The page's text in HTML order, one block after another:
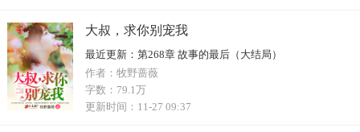
大叔，求你别宠我
最近更新： 第268章 故事的最后（大结局）
作者： 牧野蔷薇
字数： 79.1万
更新时间： 11-27 09:37